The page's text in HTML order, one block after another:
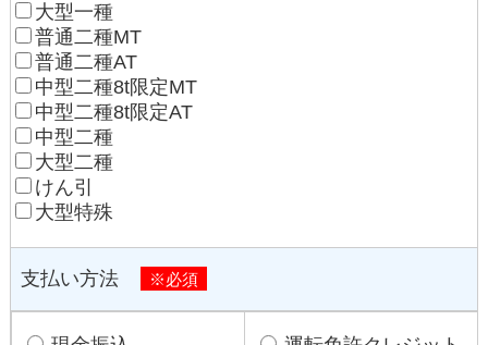
大型一種
普通二種MT
普通二種AT
中型二種8t限定MT
中型二種8t限定AT
中型二種
大型二種
けん引
大型特殊
支払い方法 ※必須